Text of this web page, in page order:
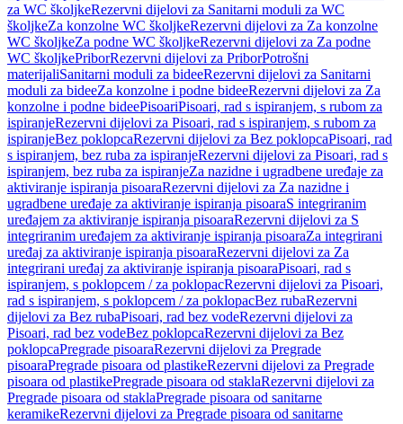
za WC školjkeRezervni dijelovi za Sanitarni moduli za WC
školjkeZa konzolne WC školjkeRezervni dijelovi za Za konzolne
WC školjkeZa podne WC školjkeRezervni dijelovi za Za podne
WC školjkePriborRezervni dijelovi za PriborPotrošni
materijaliSanitarni moduli za bideeRezervni dijelovi za Sanitarni
moduli za bideeZa konzolne i podne bideeRezervni dijelovi za Za
konzolne i podne bideePisoariPisoari, rad s ispiranjem, s rubom za
ispiranjeRezervni dijelovi za Pisoari, rad s ispiranjem, s rubom za
ispiranjeBez poklopcaRezervni dijelovi za Bez poklopcaPisoari, rad
s ispiranjem, bez ruba za ispiranjeRezervni dijelovi za Pisoari, rad s
ispiranjem, bez ruba za ispiranjeZa nazidne i ugradbene uređaje za
aktiviranje ispiranja pisoaraRezervni dijelovi za Za nazidne i
ugradbene uređaje za aktiviranje ispiranja pisoaraS integriranim
uređajem za aktiviranje ispiranja pisoaraRezervni dijelovi za S
integriranim uređajem za aktiviranje ispiranja pisoaraZa integrirani
uređaj za aktiviranje ispiranja pisoaraRezervni dijelovi za Za
integrirani uređaj za aktiviranje ispiranja pisoaraPisoari, rad s
ispiranjem, s poklopcem / za poklopacRezervni dijelovi za Pisoari,
rad s ispiranjem, s poklopcem / za poklopacBez rubaRezervni
dijelovi za Bez rubaPisoari, rad bez vodeRezervni dijelovi za
Pisoari, rad bez vodeBez poklopcaRezervni dijelovi za Bez
poklopcaPregrade pisoaraRezervni dijelovi za Pregrade
pisoaraPregrade pisoara od plastikeRezervni dijelovi za Pregrade
pisoara od plastikePregrade pisoara od staklaRezervni dijelovi za
Pregrade pisoara od staklaPregrade pisoara od sanitarne
keramikeRezervni dijelovi za Pregrade pisoara od sanitarne